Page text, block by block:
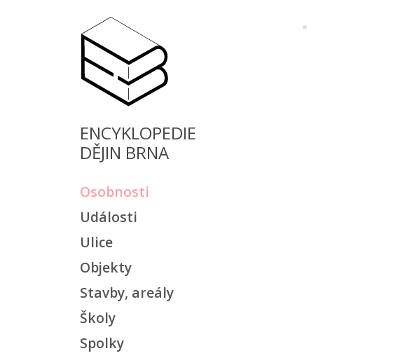
ENCYKLOPEDIE
DĚJIN BRNA
Osobnosti
Události
Ulice
Objekty
Stavby, areály
Školy
Spolky